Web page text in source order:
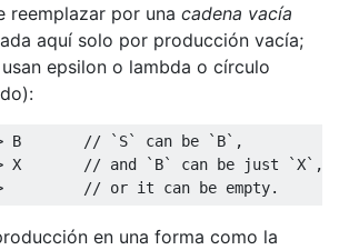
reemplazar por una cadena vacía
aquí solo por producción vacía;
epsilon o lambda o círculo
B       // `S` can be `B`,
X       // and `B` can be just `X`,
en una forma como la